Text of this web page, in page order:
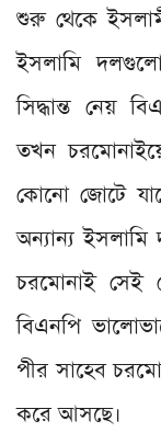
শুরু থেকে
ইসলামি
সিদ্ধান্ত নেয়
তখন
কোনো জোটে
অন্যান্য
চরমোনাই সেই
বিএনপি
পীর সাহেব
করে আসছে।